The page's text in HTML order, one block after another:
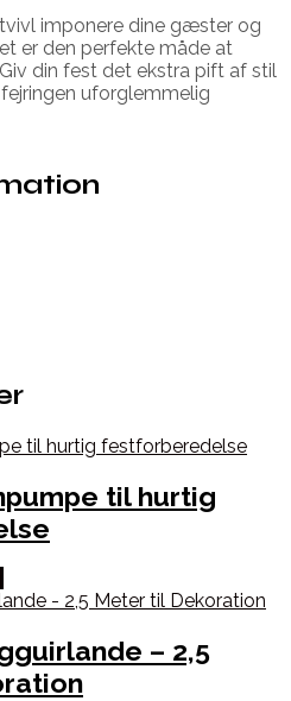
imponere dine gæster og
er den perfekte måde at
din fest det ekstra pift af stil
uforglemmelig
til hurtig
– 2,5